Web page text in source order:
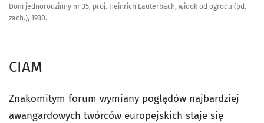
Dom jednorodzinny nr 35, proj. Heinrich Lauterbach, widok od ogrodu (pd.-
zach.), 1930.
CIAM
Znakomitym forum wymiany poglądów najbardziej
awangardowych twórców europejskich staje się